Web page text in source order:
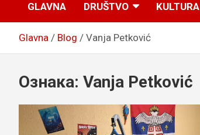
GLAVNA DRUŠTVO KULTURA
Glavna Blog Vanja Petković
Ознака: Vanja Petković